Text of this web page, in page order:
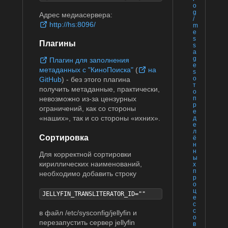
o
g
/
m
e
s
s
a
g
e
s
о
т
о
п
р
е
д
е
л
ё
н
н
ы
х
п
р
о
ц
е
с
с
о
в
Адрес медиасервера:
http://hs:8096/
Плагины
Плагин для заполнения
метаданных с "КиноПоиска" (
на
GitHub) - без этого плагина
получить метаданные, практически,
невозможно из-за цензурных
ограничений, как со стороны
«наших», так и со стороны «ихних».
Сортировка
Для корректной сортировки
кириллических наименований,
необходимо добавить строку
JELLYFIN_TRANSLITERATOR_ID=""
в файл /etc/sysconfig/jellyfin и
перезапустить сервер jellyfin